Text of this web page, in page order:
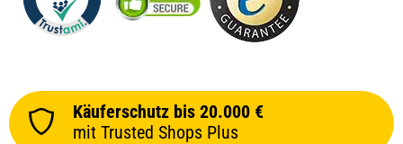
Käuferschutz bis 20.000 €
mit Trusted Shops Plus